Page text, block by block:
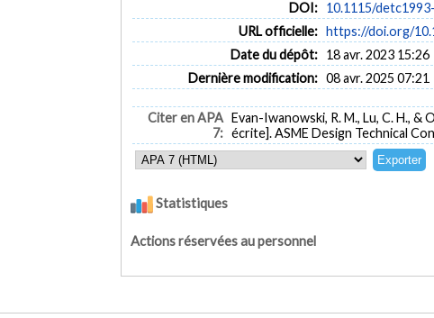
DOI: 10.1115/
URL officielle: https://doi.org/
Date du dépôt: 18 avr. 2023 15:26
Dernière modification: 08 avr. 2025 07:21
Citer en APA
7:
Evan-Iwanowski, R. M., Lu, C. H., &
écrite]. ASME Design Technical
Statistiques
Actions réservées au personnel